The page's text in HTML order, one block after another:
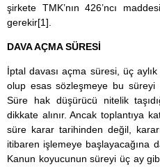
şirkete TMK’nın 426’ncı
gerekir[1]
DAVA AÇMA SÜRESİ
İptal davası açma süresi, üç
olup esas sözleşmeye bu süreyi
Süre hak düşürücü nitelik
dikkate alınır. Ancak toplantıya
süre karar tarihinden değil,
itibaren işlemeye başlayacağına
Kanun koyucunun süreyi üç ay